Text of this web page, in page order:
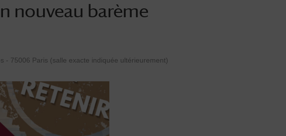
nouveau barème
- 75006 Paris (salle exacte indiquée ultérieurement)